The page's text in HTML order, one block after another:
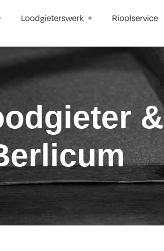
Loodgieterswerk Rioolservice
&